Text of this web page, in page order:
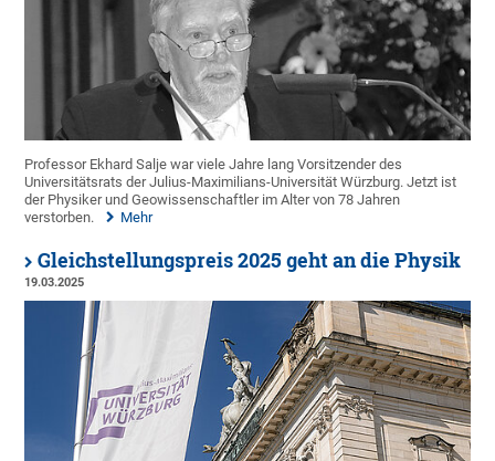
Professor Ekhard Salje war viele Jahre lang Vorsitzender des
Universitätsrats der Julius-Maximilians-Universität Würzburg. Jetzt ist
der Physiker und Geowissenschaftler im Alter von 78 Jahren
verstorben.
Mehr
Gleichstellungspreis 2025 geht an die Physik
19.03.2025